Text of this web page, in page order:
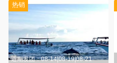
国际五星度假酒店|南航广州往
热销
近期发团：08-14|08-19|08-21